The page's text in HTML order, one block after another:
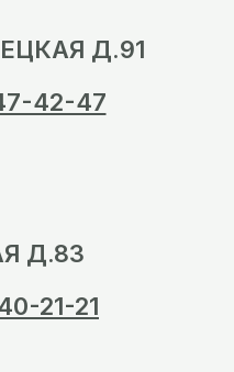
Д.91
42-47
Д.83
21-21